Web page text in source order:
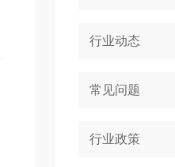
行业动态
常见问题
行业政策